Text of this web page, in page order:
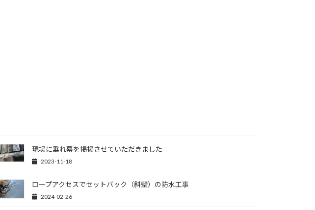
現場に垂れ幕を掲揚させていただきました
2023-11-18
ロープアクセスでセットバック（斜壁）の防水工事
2024-02-26